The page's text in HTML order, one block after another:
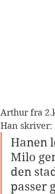
Arthur fra
Han skriver:
Hanen
Milo
den
passer